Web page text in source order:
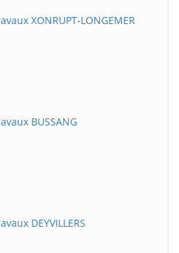
XONRUPT-LONGEMER
BUSSANG
DEYVILLERS